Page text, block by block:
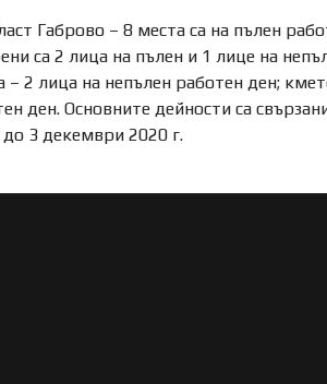
Габрово – 8 места са на пълен
са 2 лица на пълен и 1 лице на
– 2 лица на непълен работен ден;
ден. Основните дейности са
до 3 декември 2020 г.